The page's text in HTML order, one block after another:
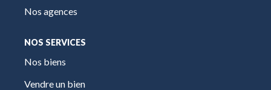
Nos agences
NOS SERVICES
Nos biens
Vendre un bien